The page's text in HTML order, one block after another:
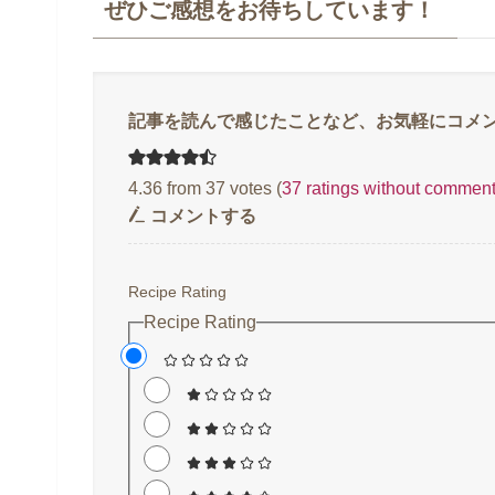
ぜひご感想をお待ちしています！
4.36 from 37 votes (37 ratings without comment
コメントする
Recipe Rating
Recipe Rating